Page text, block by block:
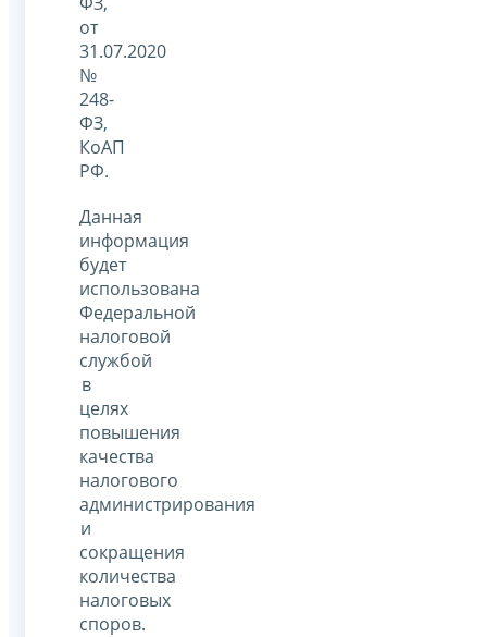
от
31.07.2020
№
248-
ФЗ,
КоАП
РФ.
Данная
информация
будет
использована
Федеральной
налоговой
службой
в
целях
повышения
качества
налогового
администрирования
и
сокращения
количества
налоговых
споров.